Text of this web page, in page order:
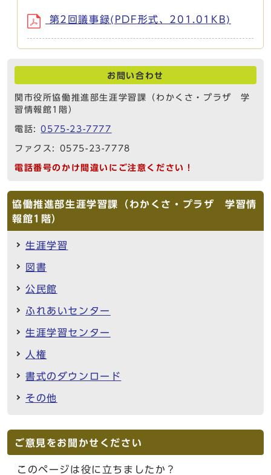
第2回議事録(PDF形式、201.01KB)
お問い合わせ
関市役所協働推進部生涯学習課（わかくさ・プラザ 学
習情報館1階）
電話:0575-23-7777
ファクス: 0575-23-7778
電話番号のかけ間違いにご注意ください！
協働推進部生涯学習課（わかくさ・プラザ 学習情
報館1階）
生涯学習
図書
公民館
ふれあいセンター
生涯学習センター
人権
書式のダウンロード
その他
ご意見をお聞かせください
このページは役に立ちましたか？